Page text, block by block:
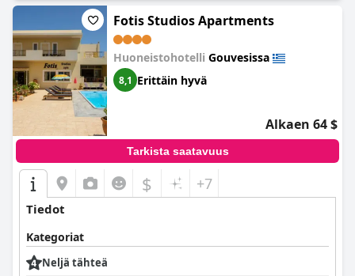
Fotis Studios Apartments
Huoneistohotelli Gouvesissa
8,1 Erittäin hyvä
Alkaen 64 $
Tarkista saatavuus
$ +7
Tiedot
Kategoriat
Neljä tähteä